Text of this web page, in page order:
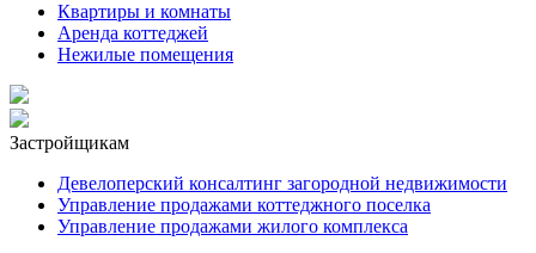
Квартиры и комнаты
Аренда коттеджей
Нежилые помещения
Застройщикам
Девелоперский консалтинг загородной недвижимости
Управление продажами коттеджного поселка
Управление продажами жилого комплекса